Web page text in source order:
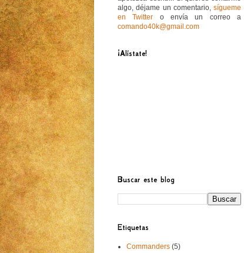
algo, déjame un comentario, sígueme
en Twitter o envía un correo a
comando40k@gmail.com
¡Alístate!
Buscar este blog
Etiquetas
Commanders (5)